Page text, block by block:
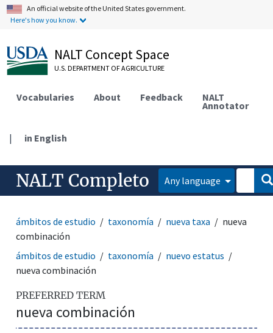
An official website of the United States government.
Here's how you know.
NALT Concept Space
U.S. DEPARTMENT OF AGRICULTURE
Vocabularies About Feedback NALT
Annotator
| in English
NALT Completo Any language
ámbitos de estudio taxonomía nueva taxa
nueva
combinación
ámbitos de estudio
taxonomía
nuevo estatus
nueva combinación
PREFERRED TERM
nueva combinación